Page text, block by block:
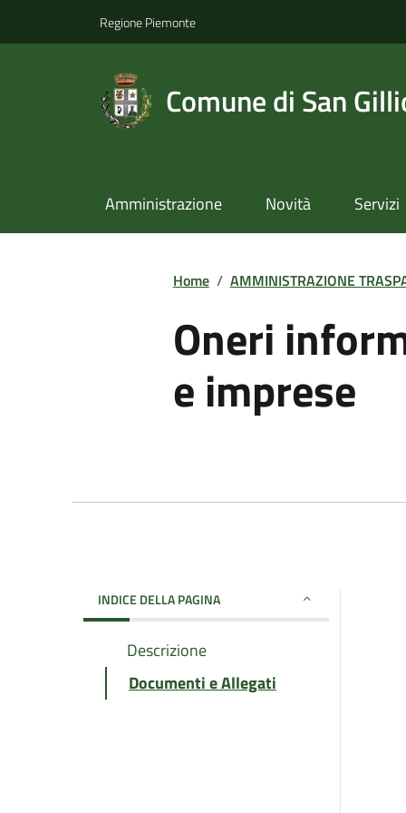
Regione Piemonte
Comune di San
Amministrazione Novità Servizi
Home / AMMINISTRAZIONE
Oneri
e imprese
INDICE DELLA PAGINA
Descrizione
Documenti e Allegati